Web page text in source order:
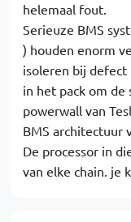
helemaal fout.
Serieuze BMS
) houden enorm
isoleren bij defect
in het pack om de
powerwall van
BMS architectuur
De processor in
van elke chain. je